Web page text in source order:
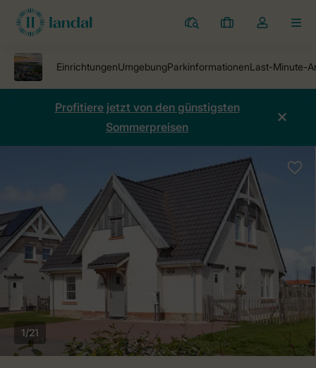
Ferienparks
Meine
Dropdown-
öffnen
Profitiere jetzt von den günstigsten
Sommerpreisen
1/21